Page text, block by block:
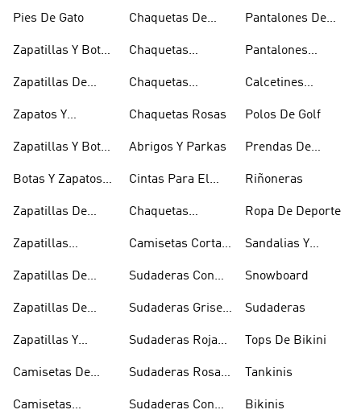
Pies De Gato
Zapatillas Y Botas
Zapatillas De
Zapatos Y
Doradas
Zapatillas Y Botas
Botas Y Zapatos
Zapatillas De
Zapatillas
Zapatillas De
Zapatillas De
Zapatillas Y
Camisetas De
Camisetas
Chaquetas De
Chaquetas
Chaquetas
Chaquetas Rosas
Abrigos Y Parkas
Cintas Para El
Chaquetas
Camisetas Cortas
Sudaderas Con
Sudaderas Grises
Sudaderas Rojas
Sudaderas Rosas
Sudaderas Con
Pantalones De
Pantalones
Calcetines
Polos De Golf
Prendas De
Riñoneras
Ropa De Deporte
Sandalias Y
Snowboard
Sudaderas
Tops De Bikini
Tankinis
Bikinis